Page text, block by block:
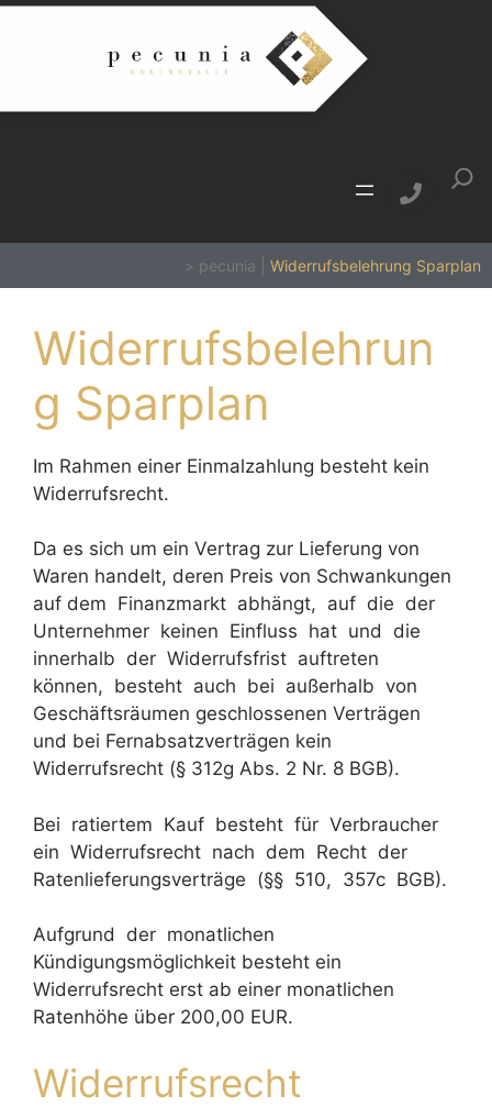
Zum
> pecunia Widerrufsbelehrung Sparplan
Widerrufsbelehrun
g Sparplan
Im Rahmen einer Einmalzahlung besteht kein
Widerrufsrecht.
Da es sich um ein Vertrag zur Lieferung von
Waren handelt, deren Preis von Schwankungen
auf dem Finanzmarkt abhängt, auf die der
Unternehmer keinen Einfluss hat und die
innerhalb der Widerrufsfrist auftreten
können, besteht auch bei außerhalb von
Geschäftsräumen geschlossenen Verträgen
und bei Fernabsatzverträgen kein
Widerrufsrecht (§ 312g Abs. 2 Nr. 8 BGB).
Bei ratiertem Kauf besteht für Verbraucher
ein Widerrufsrecht nach dem Recht der
Ratenlieferungsverträge (§§ 510, 357c BGB).
Aufgrund der monatlichen
Kündigungsmöglichkeit besteht ein
Widerrufsrecht erst ab einer monatlichen
Ratenhöhe über 200,00 EUR.
Widerrufsrecht